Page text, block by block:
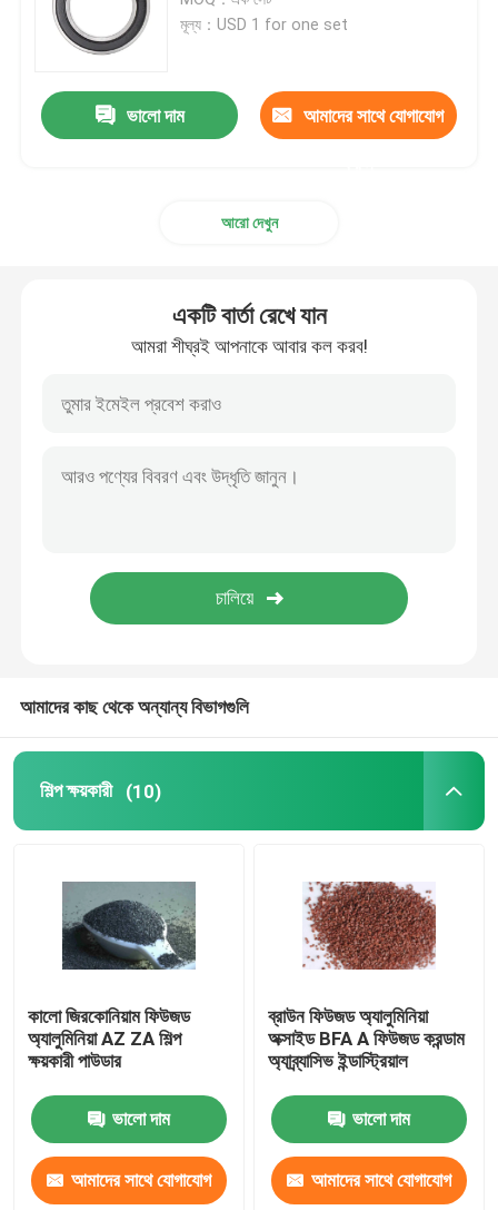
বন্ধন ঘষিয়া তুলিয়া ফেলিতে সক্ষম
রোলার বল লেয়ার
ধাতব বন্ধনযুক্ত আবরণ
লেয়ারিং পরিমাপ যন্ত্র
গ্লাসাইজড বন্ডড অ্যাব্রাসিভস
বেয়ারিং রিপ্লে পার্টস
যথার্থ পরিমাপ যন্ত্রপাতি
লবণ স্নান নাইট্রাইডিং
সেমিকন্ডাক্টর খরচ
মূল্য：USD 1 for one set
ভালো দাম আমাদের সাথে যোগাযোগ
আরো দেখুন
একটি বার্তা রেখে যান
আমরা শীঘ্রই আপনাকে আবার কল করব!
আমাদের কাছ থেকে অন্যান্য বিভাগগুলি
শিল্প ক্ষয়কারী (10)
কালো জিরকোনিয়াম ফিউজড
অ্যালুমিনিয়া AZ ZA শিল্প
ক্ষয়কারী পাউডার
ভালো দাম
আমাদের সাথে যোগাযোগ
ব্রাউন ফিউজড অ্যালুমিনিয়া
অক্সাইড BFA A ফিউজড করন্ডাম
অ্যাব্র্যাসিভ ইন্ডাস্ট্রিয়াল
ভালো দাম
আমাদের সাথে যোগাযোগ